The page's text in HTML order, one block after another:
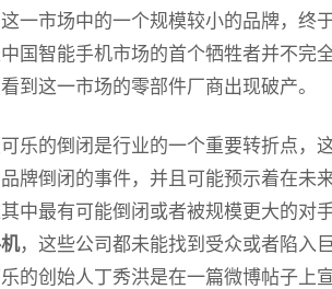
一市场中的一个规模较小的品牌，终
国智能手机市场的首个牺牲者并不完
到这一市场的零部件厂商出现破产。
乐的倒闭是行业的一个重要转折点，
牌倒闭的事件，并且可能预示着在未
中最有可能倒闭或者被规模更大的对
，这些公司都未能找到受众或者陷入
的创始人丁秀洪是在一篇微博帖子上